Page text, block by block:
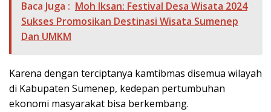
Baca Juga : Moh Iksan: Festival Desa Wisata 2024
Sukses Promosikan Destinasi Wisata Sumenep
Dan UMKM
Karena dengan terciptanya kamtibmas disemua wilayah
di Kabupaten Sumenep, kedepan pertumbuhan
ekonomi masyarakat bisa berkembang.